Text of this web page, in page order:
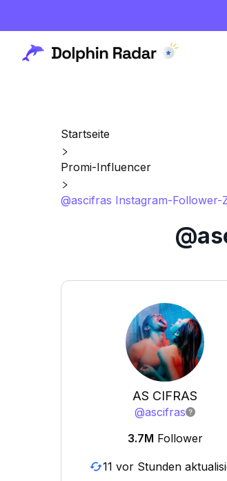
Startseite
Promi-Influencer
@ascifras Instagram-Follower-
AS CIFRAS
@ascifras
3.7M Follower
11 vor Stunden